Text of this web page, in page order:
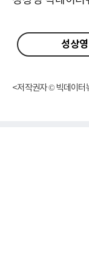
성상
<저작권자 © 빅데이터